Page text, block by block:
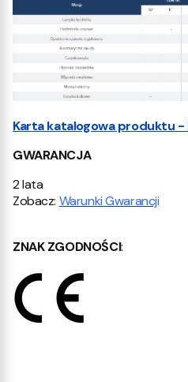
Karta katalogowa produktu -
GWARANCJA
2 lata
Zobacz: Warunki Gwarancji
ZNAK ZGODNOŚCI: